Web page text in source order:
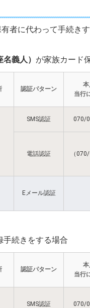
者に代わって手続き
義人） が家族カード
認証パターン
当行
SMS認証 070/
電話認証 （
Eメール認証
手続きをする場合
認証パターン
当行
SMS認証 070/